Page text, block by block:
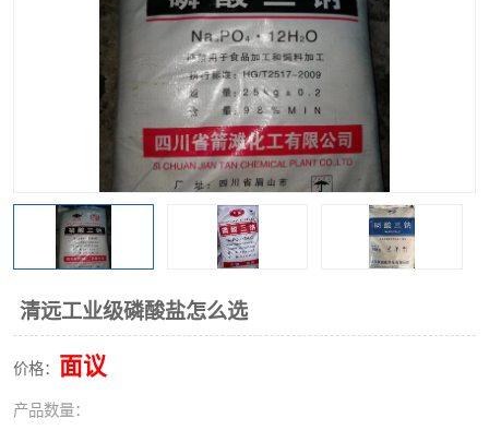
清远工业级磷酸盐怎么选
价格： 面议
产品数量：
葡萄糖酸钠
磷酸二氢钾
三聚磷酸钠
工业白糖
过硫酸钠
尿素
聚合硫酸铁
大苏打